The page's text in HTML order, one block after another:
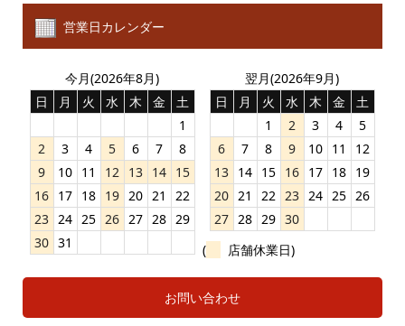
営業日カレンダー
今月(2026年8月)
日
月 火 水 木 金
土
1
2
3 4 5 6 7
8
9
10 11 12 13 14 15
16 17 18 19 20 21
22
23 24 25 26 27 28 29
30 31
翌月(2026年9月)
日
月 火 水 木 金
土
1
2 3 4
5
6
7 8 9 10 11
12
13 14 15 16 17 18 19
20 21 22 23 24 25 26
27 28 29 30
(
店舗休業日)
お問い合わせ